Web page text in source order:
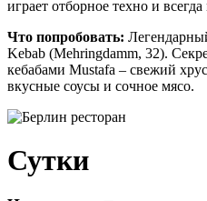
играет отборное техно и
Что попробовать:
Kebab (Mehringdamm, 32).
кебабами Mustafa – свежий
вкусные соусы и сочное мясо.
Сутки